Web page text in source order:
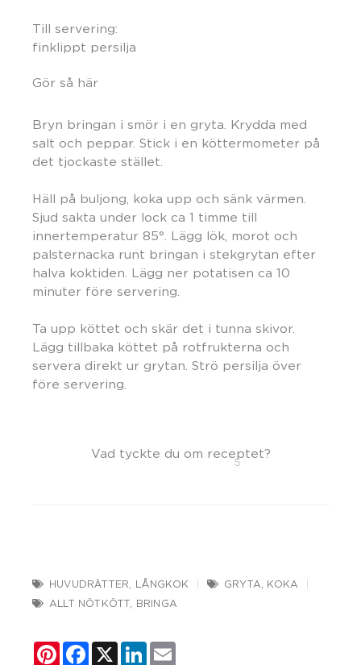
Till servering:
finklippt persilja
Gör så här
Bryn bringan i smör i en gryta. Krydda med
salt och peppar. Stick i en köttermometer på
det tjockaste stället.
Häll på buljong, koka upp och sänk värmen.
Sjud sakta under lock ca 1 timme till
innertemperatur 85°. Lägg lök, morot och
palsternacka runt bringan i stekgrytan efter
halva koktiden. Lägg ner potatisen ca 10
minuter före servering.
Ta upp köttet och skär det i tunna skivor.
Lägg tillbaka köttet på rotfrukterna och
servera direkt ur grytan. Strö persilja över
före servering.
Vad tyckte du om receptet?
5
HUVUDRÄTTER LÅNGKOK GRYTA
KOKA
ALLT NÖTKÖTT
BRINGA
PinterestFacebook
X LinkedIn